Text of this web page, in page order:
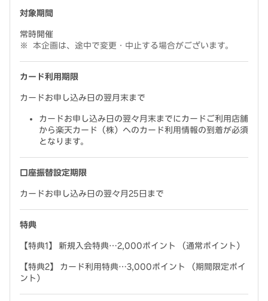
対象期間
常時開催
本企画は、途中で変更・中止する場合がございます。
カード利用期限
カードお申し込み日の翌月末まで
カードお申し込み日の翌々月末までにカードご利用店舗
から楽天カード（株）へのカード利用情報の到着が必須
となります。
口座振替設定期限
カードお申し込み日の翌々月25日まで
特典
【特典1】 新規入会特典…2,000ポイント （通常ポイント）
【特典2】 カード利用特典…3,000ポイント （期間限定ポイ
ント）